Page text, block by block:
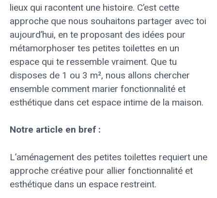
lieux qui racontent une histoire. C’est cette
approche que nous souhaitons partager avec toi
aujourd’hui, en te proposant des idées pour
métamorphoser tes petites toilettes en un
espace qui te ressemble vraiment. Que tu
disposes de 1 ou 3 m², nous allons chercher
ensemble comment marier fonctionnalité et
esthétique dans cet espace intime de la maison.
Notre article en bref :
L’aménagement des petites toilettes requiert une
approche créative pour allier fonctionnalité et
esthétique dans un espace restreint.